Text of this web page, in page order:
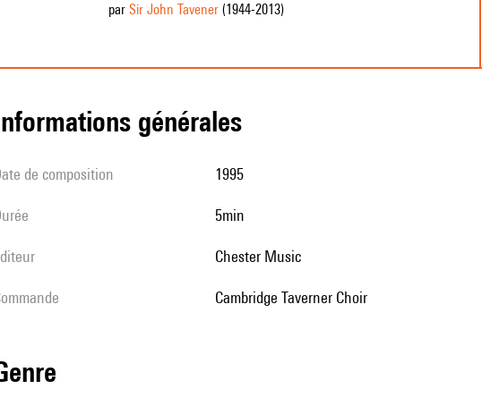
par Sir John Tavener(1944-2013)
informations générales
date de composition 1995
durée 5min
éditeur Chester Music
Commande Cambridge Taverner Choir
genre